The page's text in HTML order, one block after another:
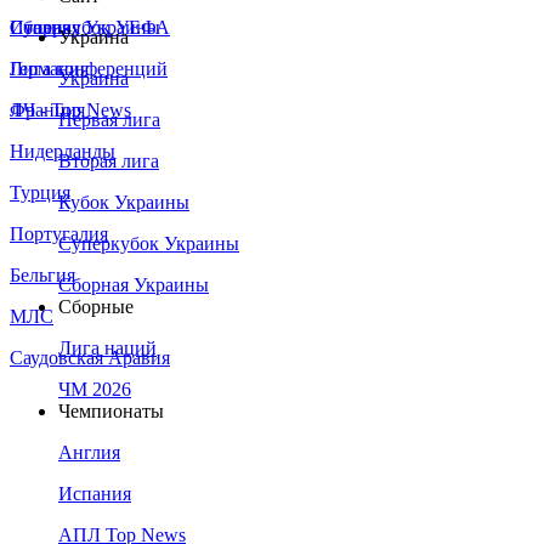
Сборная Украины
Италия
Германия
Франция
Нидерланды
Турция
Португалия
Бельгия
МЛС
Саудовская Аравия
Суперкубок УЕФА
Лига конференций
ЛЧ - Top News
Украина
Украина
Первая лига
Вторая лига
Кубок Украины
Суперкубок Украины
Сборная Украины
Сборные
Лига наций
ЧМ 2026
Чемпионаты
Англия
Испания
АПЛ Top News